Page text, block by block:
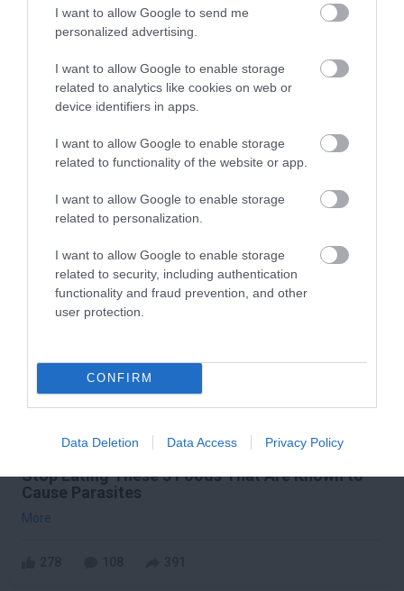
I want to allow Google to send me
personalized advertising.
I want to allow Google to enable storage
related to analytics like cookies on web or
device identifiers in apps.
I want to allow Google to enable storage
related to functionality of the website or app.
I want to allow Google to enable storage
related to personalization.
I want to allow Google to enable storage
related to security, including authentication
functionality and fraud prevention, and other
user protection.
CONFIRM
Data Deletion Data Access Privacy Policy
Fungus Dries Up And Falls Off After The First
212 169 234
3 h 18 min
Stop Eating These 3 Foods That Are Known to
Cause Parasites
More